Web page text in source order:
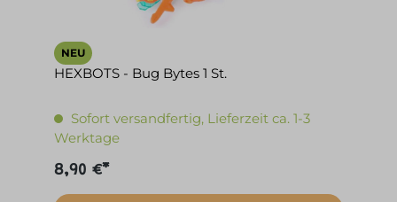
NEU
HEXBOTS - Bug Bytes 1 St.
Sofort versandfertig, Lieferzeit ca. 1-3
Werktage
8,90 €*